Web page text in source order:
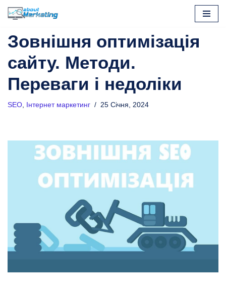
до
Зовнішня оптимізація
сайту. Методи.
Переваги і недоліки
SEO, Інтернет маркетинг 25 Січня, 2024